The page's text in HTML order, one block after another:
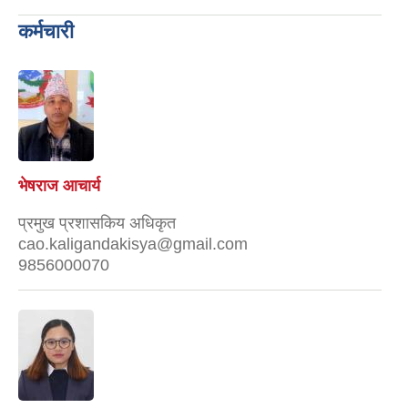
कर्मचारी
भेषराज आचार्य
प्रमुख प्रशासकिय अधिकृत
cao.kaligandakisya@gmail.com
9856000070